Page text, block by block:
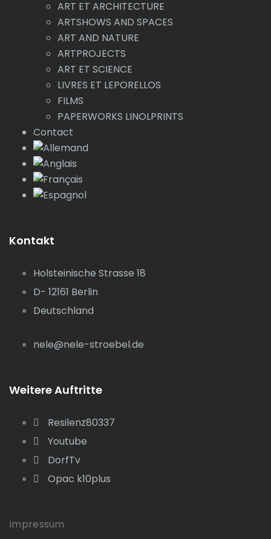
ART ET ARCHITECTURE
ARTSHOWS AND SPACES
ART AND NATURE
ARTPROJECTS
ART ET SCIENCE
LIVRES ET LEPORELLOS
FILMS
PAPERWORKS LINOLPRINTS
Contact
Kontakt
Holsteinische Strasse 18
D- 12161 Berlin
Deutschland
nele@nele-stroebel.de
Weitere Auftritte
Resilenz80337
Youtube
DorfTv
Opac k10plus
Impressum